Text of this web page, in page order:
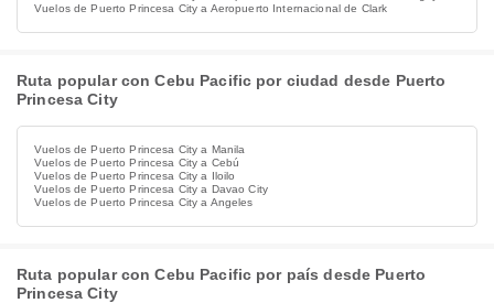
Vuelos de Puerto Princesa City a Aeropuerto Internacional de Clark
Ruta popular con Cebu Pacific por ciudad desde Puerto
Princesa City
Vuelos de Puerto Princesa City a Manila
Vuelos de Puerto Princesa City a Cebú
Vuelos de Puerto Princesa City a Iloilo
Vuelos de Puerto Princesa City a Davao City
Vuelos de Puerto Princesa City a Angeles
Ruta popular con Cebu Pacific por país desde Puerto
Princesa City